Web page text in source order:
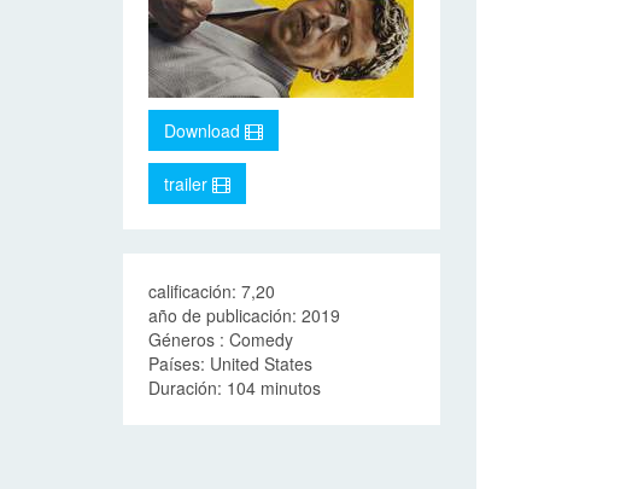
Download
trailer
calificación: 7,20
año de publicación: 2019
Géneros : Comedy
Países: United States
Duración: 104 minutos